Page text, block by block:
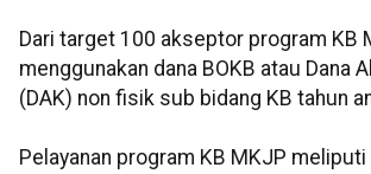
Dari target 100 akseptor program KB
menggunakan dana BOKB atau Dana
(DAK) non fisik sub bidang KB tahun
Pelayanan program KB MKJP meliputi